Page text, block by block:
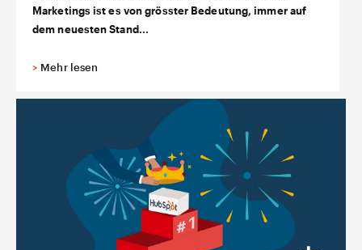
Marketings ist es von grösster Bedeutung, immer auf
dem neuesten Stand...
> Mehr lesen